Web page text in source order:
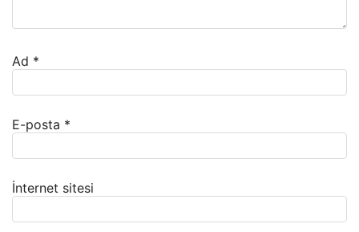
Ad *
E-posta *
İnternet sitesi